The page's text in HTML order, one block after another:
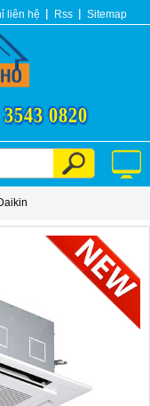
liên hệ Rss Sitemap
0820